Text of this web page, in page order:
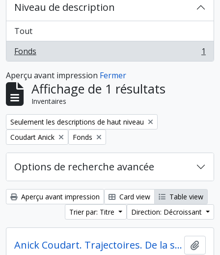
Niveau de description
Tout
Fonds
, 1 résultats 1
Aperçu avant impression Fermer
Affichage de 1 résultats
Inventaires
Remove filter:
Seulement les descriptions de haut niveau
Remove filter:
Coudart Anick Remove filter:
Fonds
Options de recherche avancée
Aperçu avant impression Card view
Table view
Trier par: Titre
Direction: Décroissant
Anick Coudart. Trajectoires. De la sédentarisation à l'État